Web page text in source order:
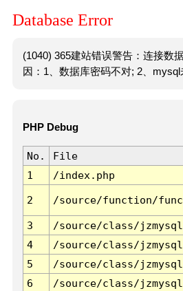
Database Error
(1040) 365建站错误警告：连接数
因：1、数据库密码不对; 2、mysql
PHP Debug
No. File
1
/index.php
2 /source/function/
3 /source/class/
4
/source/class/
5
/source/class/
6
/source/class/